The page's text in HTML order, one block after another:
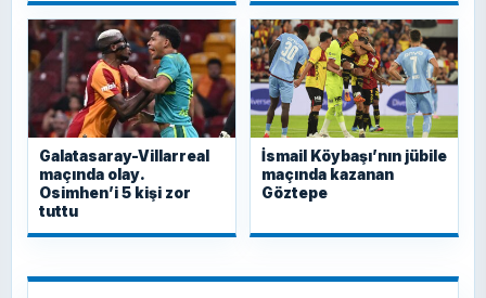
Galatasaray-Villarreal
maçında olay.
Osimhen’i 5 kişi zor
tuttu
İsmail Köybaşı’nın jübile
maçında kazanan
Göztepe